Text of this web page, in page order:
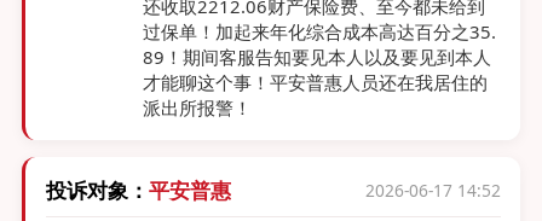
还收取2212.06财产保险费、至今都未给到
过保单！加起来年化综合成本高达百分之35.
89！期间客服告知要见本人以及要见到本人
才能聊这个事！平安普惠人员还在我居住的
派出所报警！
投诉对象： 平安普惠 2026-06-17 14:52